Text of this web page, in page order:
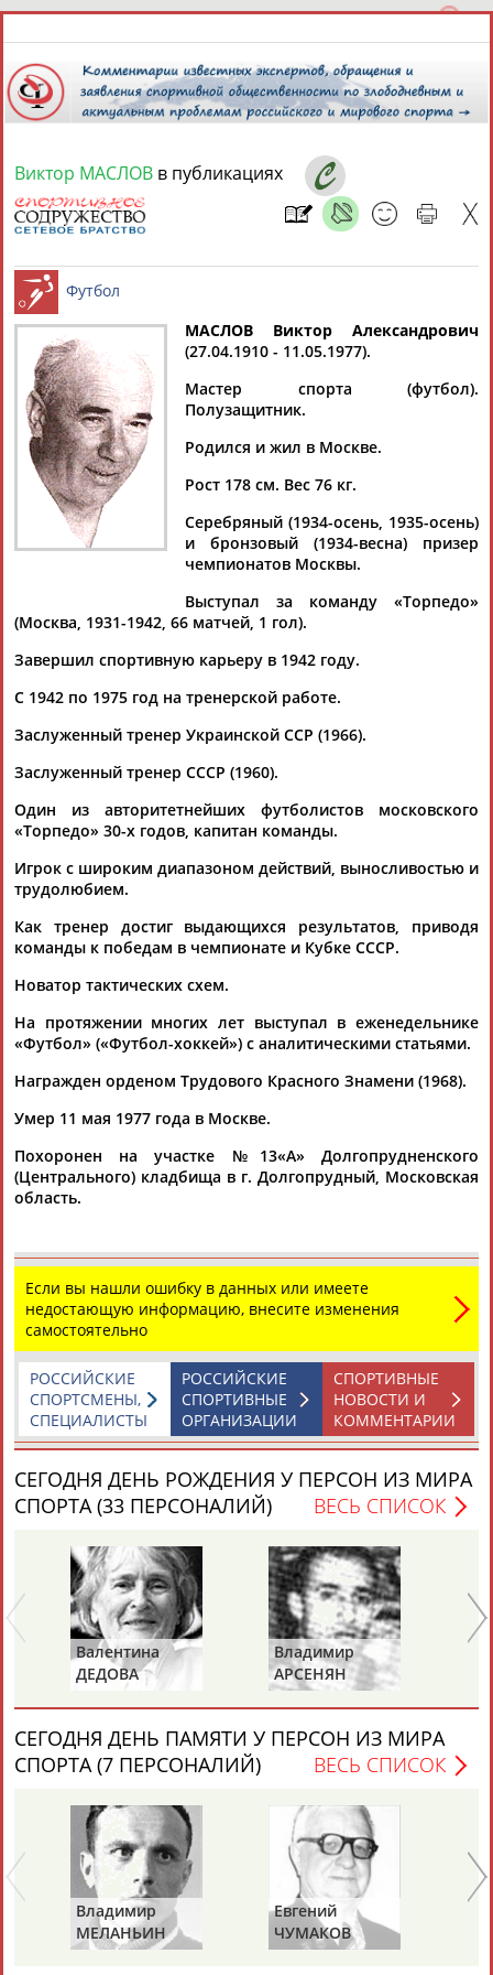
10 августа 2026 года,
СПОРТСМЕНЫ, ТРЕНЕРЫ И СПЕЦИАЛИСТЫ
Найдено: 13181персон Расширенный поиск
Аслаудин
АБАЕВ
Елена
АБАИМОВА
АБАКУМОВА
АБАРЕНОВ
Тамилла
АБАСОВА
АБАЧАРАЕВ
Ростом
АБАШИДЗЕ
АББАТЕ-
БУЛАТОВА
АББЯСОВА
АБДИКАРИМОВААБДРАХМАНОВ
Каримжан
АБДРАХМАНОВАБДРАХМАНОВА
Андрей
АБДУВАЛИЕВ
АБДУЛАЕВ
АБДУЛАЕВ
АБДУЛАЕВ
АБДУЛАЗИЗОВ АБДУЛБЕКОВ
Камалудин
АБДУЛДАУДОВ
Абдула
АБДУЛЖАЛИЛОВ
Магомед
АБДУЛКАГИРОВ
Назир
АБДУЛЛАЕВ
24 персон из 13181
ЕЩЁ ПЕРСОНЫ
ТАБЛО АКТИВНОСТИ
Вопросы сотрудничества и совместной деятельностиinform@infosport.ru
Адресов в новостной рассылке: 997
Подпишись
Виктор МАСЛОВ в публикациях
Футбол
МАСЛОВ Виктор Александрович
(27.04.1910 - 11.05.1977).
Мастер спорта (футбол).
Полузащитник.
Родился и жил в Москве.
Рост 178 см. Вес 76 кг.
Серебряный (1934-осень, 1935-осень)
и бронзовый (1934-весна) призер
чемпионатов Москвы.
Выступал за команду «Торпедо»
(Москва, 1931-1942, 66 матчей, 1 гол).
Завершил спортивную карьеру в 1942 году.
С 1942 по 1975 год на тренерской работе.
Заслуженный тренер Украинской ССР (1966).
Заслуженный тренер СССР (1960).
Один из авторитетнейших футболистов московского
«Торпедо» 30-х годов, капитан команды.
Игрок с широким диапазоном действий, выносливостью и
трудолюбием.
Как тренер достиг выдающихся результатов, приводя
команды к победам в чемпионате и Кубке СССР.
Новатор тактических схем.
На протяжении многих лет выступал в еженедельнике
«Футбол» («Футбол-хоккей») с аналитическими статьями.
Награжден орденом Трудового Красного Знамени (1968).
Умер 11 мая 1977 года в Москве.
Похоронен на участке №13«А» Долгопрудненского
(Центрального) кладбища в г. Долгопрудный, Московская
область.
Если вы нашли ошибку в данных или имеете
недостающую информацию, внесите изменения
самостоятельно
СПОРТИВНЫЕ
НОВОСТИ И
КОММЕНТАРИИ
РОССИЙСКИЕ
СПОРТИВНЫЕ
ОРГАНИЗАЦИИ
РОССИЙСКИЕ
СПОРТСМЕНЫ,
СПЕЦИАЛИСТЫ
СЕГОДНЯ ДЕНЬ РОЖДЕНИЯ У ПЕРСОН ИЗ МИРА
СПОРТА (33 ПЕРСОНАЛИЙ)
ВЕСЬ СПИСОК
Валентина
ДЕДОВА
Владимир
АРСЕНЯН
СЕГОДНЯ ДЕНЬ ПАМЯТИ У ПЕРСОН ИЗ МИРА
СПОРТА (7 ПЕРСОНАЛИЙ)
ВЕСЬ СПИСОК
Владимир
МЕЛАНЬИН
Евгений
ЧУМАКОВ